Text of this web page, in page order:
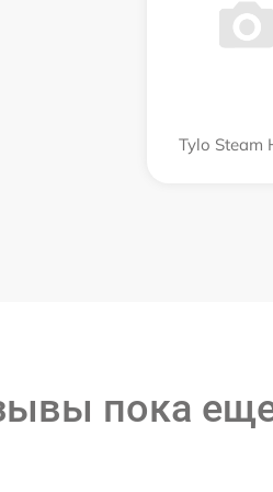
Tylo Steam
пока